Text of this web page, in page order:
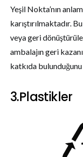
Yeşil Nokta’nın
karıştırılmaktadır.
veya geri
ambalajın geri
katkıda
3.Plastikler